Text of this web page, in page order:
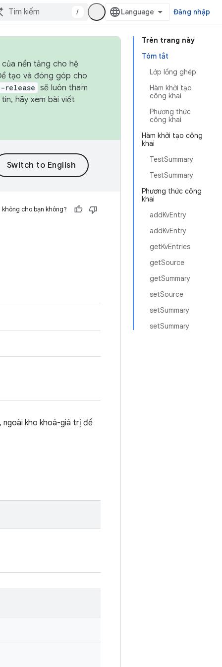
/ Đăng nhập
Trên trang này
Tóm tắt
Lớp lồng ghép
Hàm khởi tạo
công khai
Phương thức
công khai
Hàm khởi tạo công
khai
TestSummary
TestSummary
Phương thức công
khai
addKvEntry
addKvEntry
getKvEntries
getSource
getSummary
setSource
setSummary
setSummary
nền tảng cho hệ
tạo và đóng góp cho
release sẽ luôn tham
hãy xem bài viết
cho bạn không?
kho khoá-giá trị để